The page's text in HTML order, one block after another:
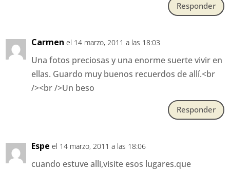
Responder
Carmen el 14 marzo, 2011 a las 18:03
Una fotos preciosas y una enorme suerte vivir en
ellas. Guardo muy buenos recuerdos de allí.<br
/><br />Un beso
Responder
Espe el 14 marzo, 2011 a las 18:06
cuando estuve alli,visite esos lugares.que